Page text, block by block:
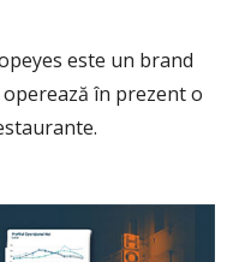
este un brand
în prezent o